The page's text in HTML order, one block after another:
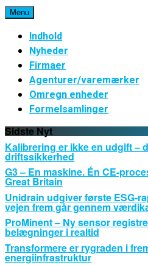
Spring
til
indhold
Menu
Indhold
Nyheder
Firmaer
Agenturer/varemærker
Omregn enheder
Formelsamlinger
Sidste Nyt
Kalibrering er ikke en udgift –
driftssikkerhed
G3 – En maskine. Én CE-
Great Britain
Unidrain udgiver første ESG-
vejen frem går gennem
ProMinent – Ny sensor
belægninger i realtid
Transformere er rygraden i
energiinfrastruktur